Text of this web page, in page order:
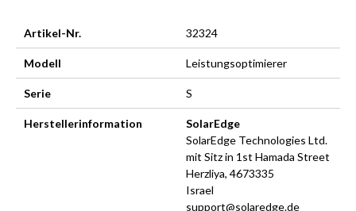
Artikel-Nr. 32324
Modell Leistungsoptimierer
Serie S
Herstellerinformation
SolarEdge
SolarEdge Technologies Ltd.
mit Sitz in 1st Hamada Street
Herzliya, 4673335
Israel
support@solaredge.de